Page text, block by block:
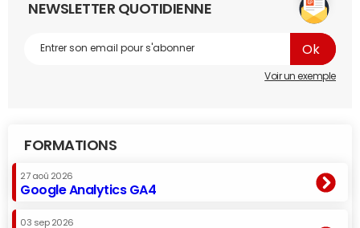
NEWSLETTER QUOTIDIENNE
Voir un exemple
FORMATIONS
27 aoû 2026
Google Analytics GA4
03 sep 2026